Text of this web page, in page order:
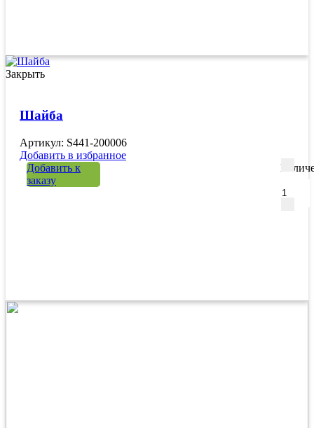
Закрыть
Шайба
Артикул: S441-200006
Добавить в избранное
Добавить к
заказу